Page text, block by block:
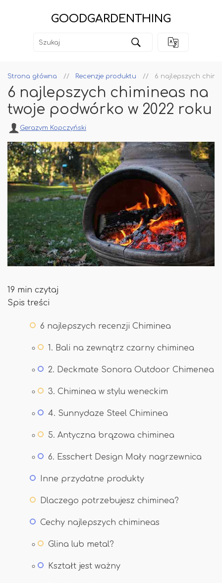
GOODGARDENTHING
Strona główna Recenzje produktu 6 najlepszych
6 najlepszych chimineas na
twoje podwórko w 2022 roku
Gerazym Kopczyński
19 min czytaj
Spis treści
6 najlepszych recenzji Chiminea
1. Bali na zewnątrz czarny chiminea
2. Deckmate Sonora Outdoor Chimenea
3. Chiminea w stylu weneckim
4. Sunnydaze Steel Chiminea
5. Antyczna brązowa chiminea
6. Esschert Design Mały nagrzewnica
Inne przydatne produkty
Dlaczego potrzebujesz chiminea?
Cechy najlepszych chimineas
Glina lub metal?
Kształt jest ważny